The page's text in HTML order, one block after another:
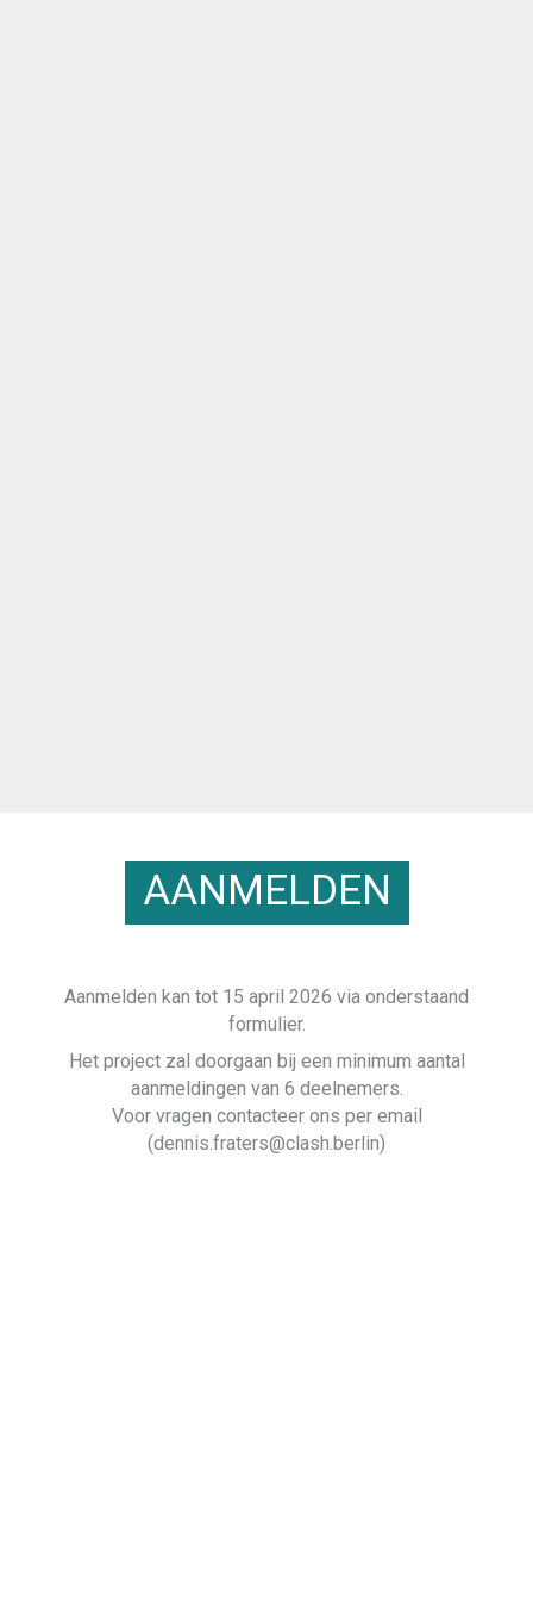
AANMELDEN
Aanmelden kan tot 15 april 2026 via onderstaand
formulier.
Het project zal doorgaan bij een minimum aantal
aanmeldingen van 6 deelnemers.
Voor vragen contacteer ons per email
(dennis.fraters@clash.berlin)